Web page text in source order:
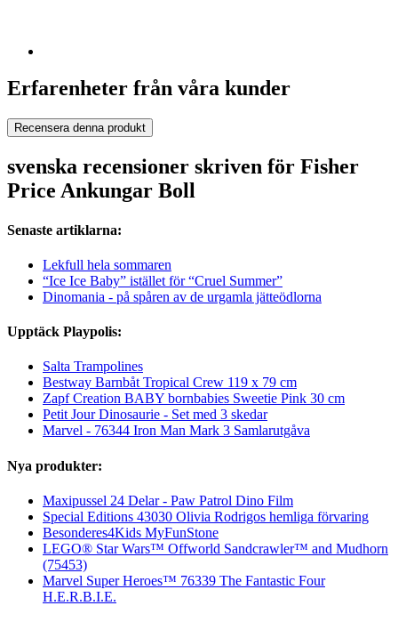
Erfarenheter från våra kunder
Recensera denna produkt
svenska recensioner skriven för Fisher
Price Ankungar Boll
Senaste artiklarna:
Lekfull hela sommaren
“Ice Ice Baby” istället för “Cruel Summer”
Dinomania - på spåren av de urgamla jätteödlorna
Upptäck Playpolis:
Salta Trampolines
Bestway Barnbåt Tropical Crew 119 x 79 cm
Zapf Creation BABY bornbabies Sweetie Pink 30 cm
Petit Jour Dinosaurie - Set med 3 skedar
Marvel - 76344 Iron Man Mark 3 Samlarutgåva
Nya produkter:
Maxipussel 24 Delar - Paw Patrol Dino Film
Special Editions 43030 Olivia Rodrigos hemliga förvaring
Besonderes4Kids MyFunStone
LEGO® Star Wars™ Offworld Sandcrawler™ and Mudhorn
(75453)
Marvel Super Heroes™ 76339 The Fantastic Four
H.E.R.B.I.E.